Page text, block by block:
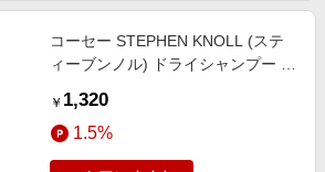
コーセー STEPHEN KNOLL (ステ
ィーブンノル) ドライシャンプー エ
￥ 1,320
1.5%